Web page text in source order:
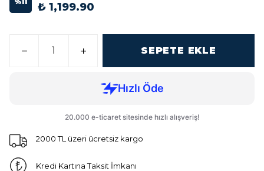
₺ 1,199.90
SEPETE EKLE
2000 TL üzeri ücretsiz kargo
Kredi Kartına Taksit İmkanı